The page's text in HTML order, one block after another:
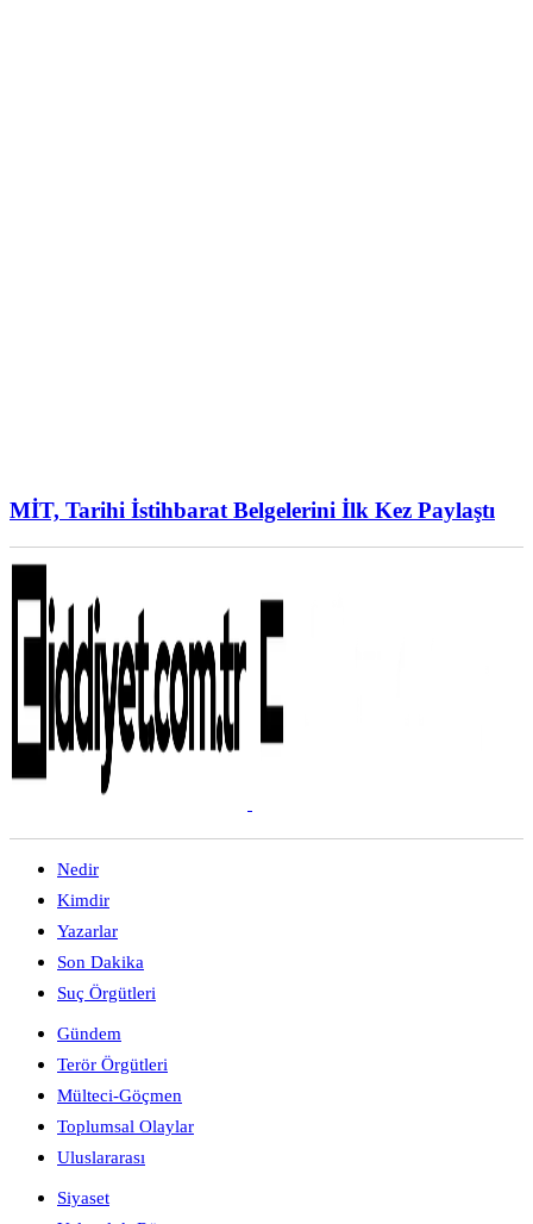
MİT, Tarihi İstihbarat Belgelerini İlk Kez Paylaştı
Nedir
Kimdir
Yazarlar
Son Dakika
Suç Örgütleri
Gündem
Terör Örgütleri
Mülteci-Göçmen
Toplumsal Olaylar
Uluslararası
Siyaset